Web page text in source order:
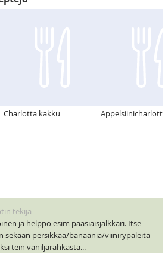
Charlotta kakku Appelsiinicharlotta
tekijä
ja helppo esim pääsiäisjälkkäri. Itse
sekaan persikkaa/banaania/viinirypäleitä
tein vaniljarahkasta...